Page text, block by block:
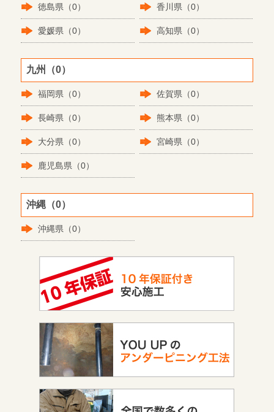
徳島県（0） 香川県（0）
愛媛県（0） 高知県（0）
九州（0）
福岡県（0） 佐賀県（0）
長崎県（0） 熊本県（0）
大分県（0） 宮崎県（0）
鹿児島県（0）
沖縄（0）
沖縄県（0）